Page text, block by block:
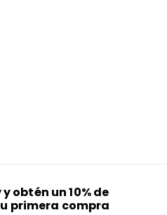
obtén un 10% de
primera compra